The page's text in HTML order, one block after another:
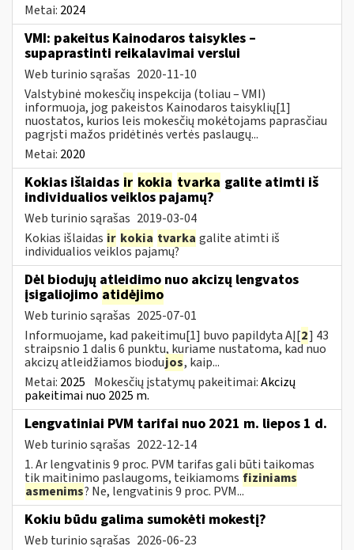
Metai: 2024
VMI: pakeitus Kainodaros taisykles –
supaprastinti reikalavimai verslui
Web turinio sąrašas 2020-11-10
Valstybinė mokesčių inspekcija (toliau – VMI)
informuoja, jog pakeistos Kainodaros taisyklių[1]
nuostatos, kurios leis mokesčių mokėtojams paprasčiau
pagrįsti mažos pridėtinės vertės paslaugų...
Metai: 2020
Kokias išlaidas ir kokia tvarka galite atimti iš
individualios veiklos pajamų?
Web turinio sąrašas 2019-03-04
Kokias išlaidas ir kokia tvarka galite atimti iš
individualios veiklos pajamų?
Dėl biodujų atleidimo nuo akcizų lengvatos
įsigaliojimo atidėjimo
Web turinio sąrašas 2025-07-01
Informuojame, kad pakeitimu[1] buvo papildyta AĮ[2] 43
straipsnio 1 dalis 6 punktu, kuriame nustatoma, kad nuo
akcizų atleidžiamos biodujos, kaip...
Metai: 2025 Mokesčių įstatymų pakeitimai:Akcizų
pakeitimai nuo 2025 m.
Lengvatiniai PVM tarifai nuo 2021 m. liepos 1 d.
Web turinio sąrašas 2022-12-14
1. Ar lengvatinis 9 proc. PVM tarifas gali būti taikomas
tik maitinimo paslaugoms, teikiamoms fiziniams
asmenims? Ne, lengvatinis 9 proc. PVM...
Kokiu būdu galima sumokėti mokestį?
Web turinio sąrašas 2026-06-23